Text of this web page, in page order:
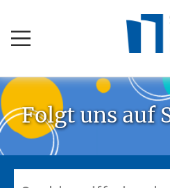
Folgt uns auf